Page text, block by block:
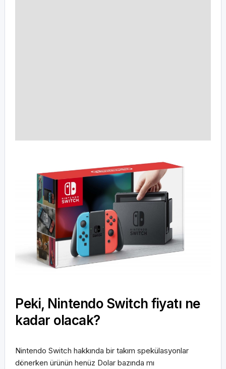
Peki, Nintendo Switch fiyatı ne
kadar olacak?
Nintendo Switch hakkında bir takım spekülasyonlar
dönerken ürünün henüz Dolar bazında mı